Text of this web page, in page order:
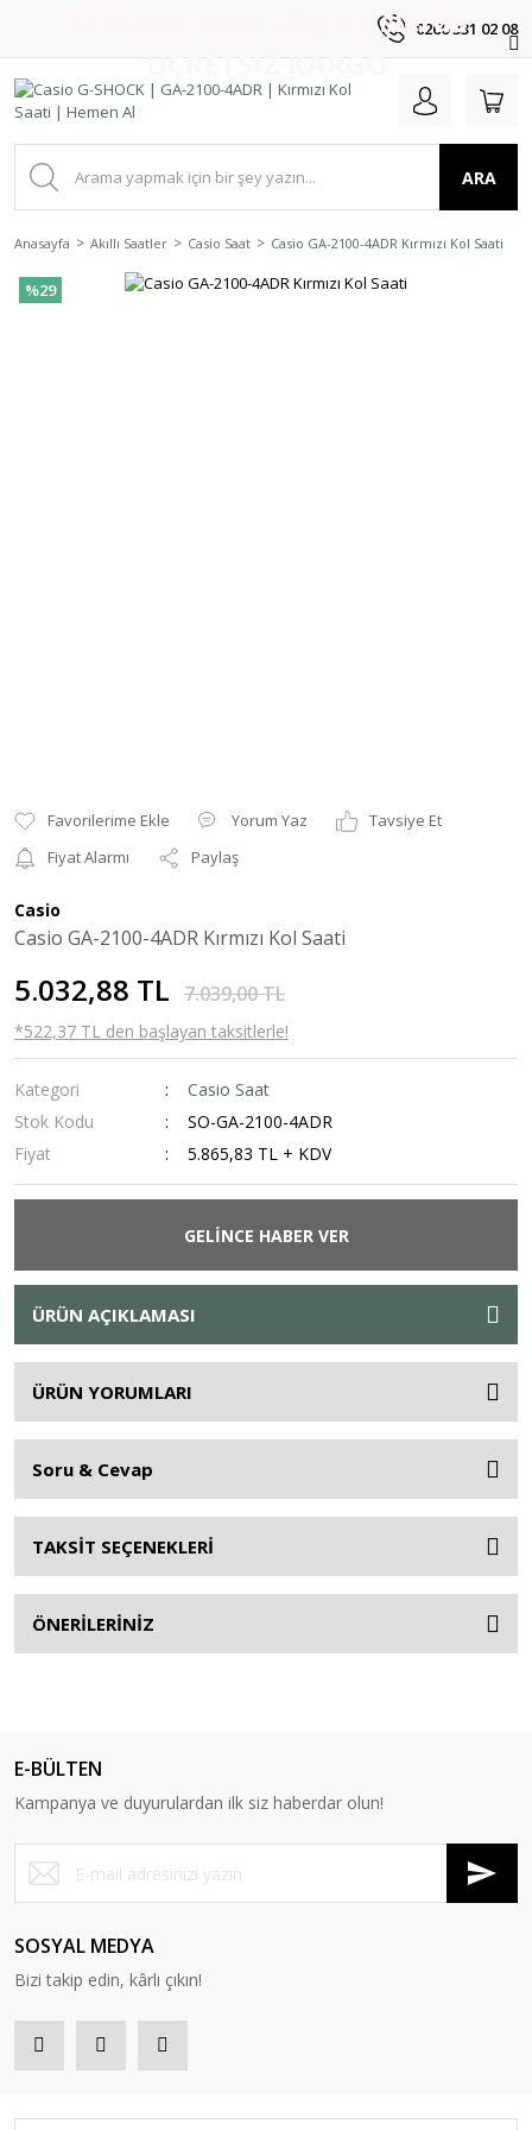
0266 331 02 08
ARA
Anasayfa Akıllı Saatler Casio Saat Casio GA-2100-4ADR Kırmızı Kol Saati
%29
Yorum Yaz
Tavsiye Et
Fiyat Alarmı
Paylaş
Casio
Casio GA-2100-4ADR Kırmızı Kol Saati
5.032,88 TL 7.039,00 TL
*522,37 TL den başlayan taksitlerle!
Kategori
Casio Saat
Stok Kodu
SO-GA-2100-4ADR
Fiyat
5.865,83 TL + KDV
GELİNCE HABER VER
ÜRÜN AÇIKLAMASI
ÜRÜN YORUMLARI
Soru & Cevap
TAKSİT SEÇENEKLERİ
ÖNERİLERİNİZ
E-BÜLTEN
Kampanya ve duyurulardan ilk siz haberdar olun!
SOSYAL MEDYA
Bizi takip edin, kârlı çıkın!
1500₺ ve üzeri alışverişlerde
ÜCRETSİZ KARGO